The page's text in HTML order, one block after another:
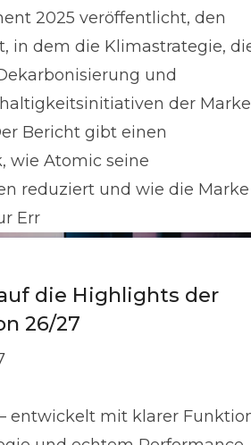
2025 veröffentlicht, den
in dem die Klimastrategie,
und
der Marke
Bericht gibt einen
wie Atomic seine
reduziert und wie die Marke
Err
die Highlights der
26/27
entwickelt mit klarer